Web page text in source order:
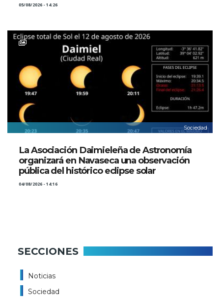
05/08/2026 - 14:26
Sociedad
La Asociación Daimieleña de Astronomía
organizará en Navaseca una observación
pública del histórico eclipse solar
04/08/2026 - 14:16
SECCIONES
Noticias
Sociedad